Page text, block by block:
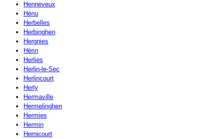
Henneveux
Hénu
Herbelles
Herbinghen
Hergnies
Hérin
Herlies
Herlin-le-Sec
Herlincourt
Herly
Hermaville
Hermelinghen
Hermies
Hermin
Hernicourt